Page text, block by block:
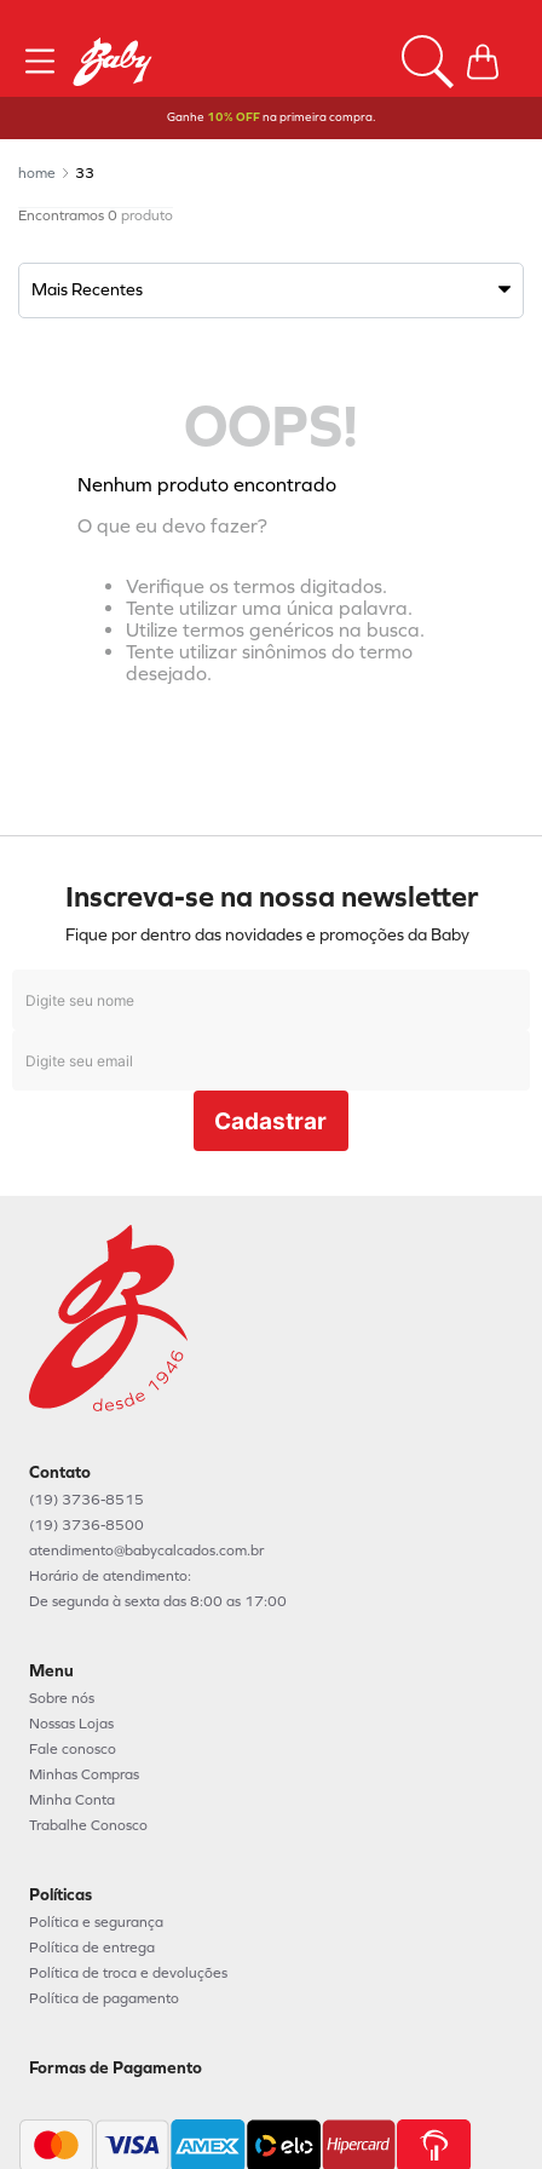
Ganhe 10% OFFna primeira compra.
33
0 produto
Mais Recentes
OOPS!
Nenhum produto encontrado
O que eu devo fazer?
Verifique os termos digitados.
Tente utilizar uma única palavra.
Utilize termos genéricos na busca.
Tente utilizar sinônimos do termo
desejado.
Inscreva-se na nossa newsletter
Fique por dentro das novidades e promoções da Baby
Cadastrar
Contato
(19) 3736-8515
(19) 3736-8500
atendimento@babycalcados.com.br
Horário de atendimento:
De segunda à sexta das 8:00 as 17:00
Menu
Sobre nós
Nossas Lojas
Fale conosco
Minhas Compras
Minha Conta
Trabalhe Conosco
Políticas
Política e segurança
Política de entrega
Política de troca e devoluções
Política de pagamento
Formas de Pagamento